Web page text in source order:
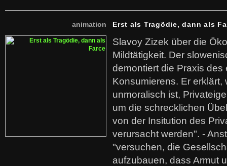
animation Erst als Tragödie, dann als
Slavoy Zizek über die
Mildtätigkeit. Der
demontiert die Praxis des
Konsumierens. Er erklärt,
unmoralisch ist,
um die schrecklichen
von der Insitution des
verursacht werden". -
"versuchen, die
aufzubauen, dass Armut